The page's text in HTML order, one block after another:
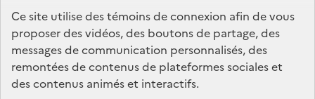
Plan du site Mentions légales Qui sommes-nous ?
Partagez votre expérience pour améliorer les services
Ce site utilise des témoins de connexion afin de vous
proposer des vidéos, des boutons de partage, des
messages de communication personnalisés, des
remontées de contenus de plateformes sociales et
des contenus animés et interactifs.